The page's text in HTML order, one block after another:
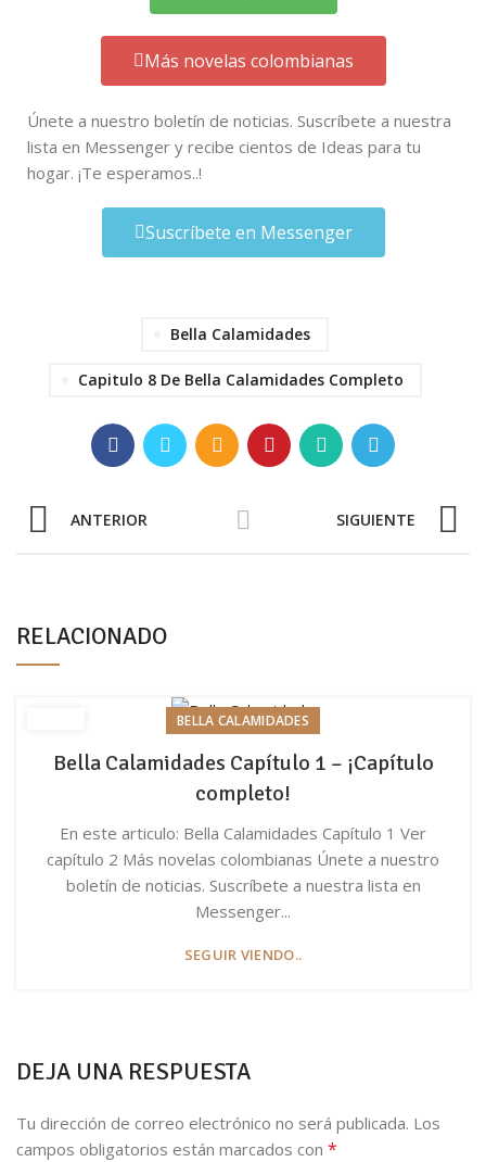
Más novelas colombianas
Únete a nuestro boletín de noticias. Suscríbete a nuestra
lista en Messenger y recibe cientos de Ideas para tu
hogar. ¡Te esperamos..!
Suscríbete en Messenger
Bella Calamidades
Capitulo 8 De Bella Calamidades Completo
ANTERIOR SIGUIENTE
RELACIONADO
BELLA CALAMIDADES
Bella Calamidades Capítulo 1 – ¡Capítulo
completo!
En este articulo: Bella Calamidades Capítulo 1 Ver
capítulo 2 Más novelas colombianas Únete a nuestro
boletín de noticias. Suscríbete a nuestra lista en
Messenger...
SEGUIR VIENDO..
DEJA UNA RESPUESTA
Tu dirección de correo electrónico no será publicada. Los
campos obligatorios están marcados con *